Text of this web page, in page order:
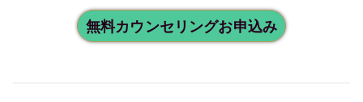
無料カウンセリングお申込み